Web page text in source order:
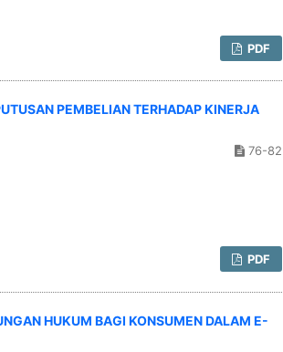
PDF
PEMBELIAN TERHADAP KINERJA
76-82
PDF
HUKUM BAGI KONSUMEN DALAM E-